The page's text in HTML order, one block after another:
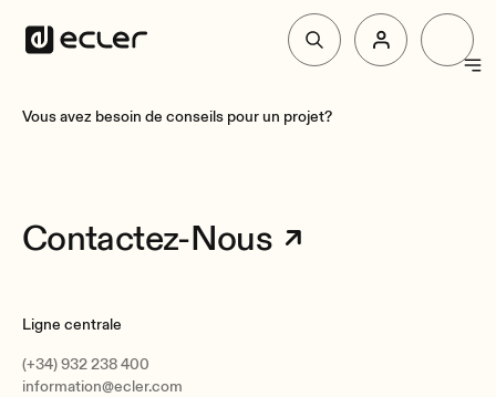
Produit
Soutien et communauté
Vous avez besoin de conseils pour un projet?
Contactez-Nous
Ligne centrale
(+34) 932 238 400
information@ecler.com